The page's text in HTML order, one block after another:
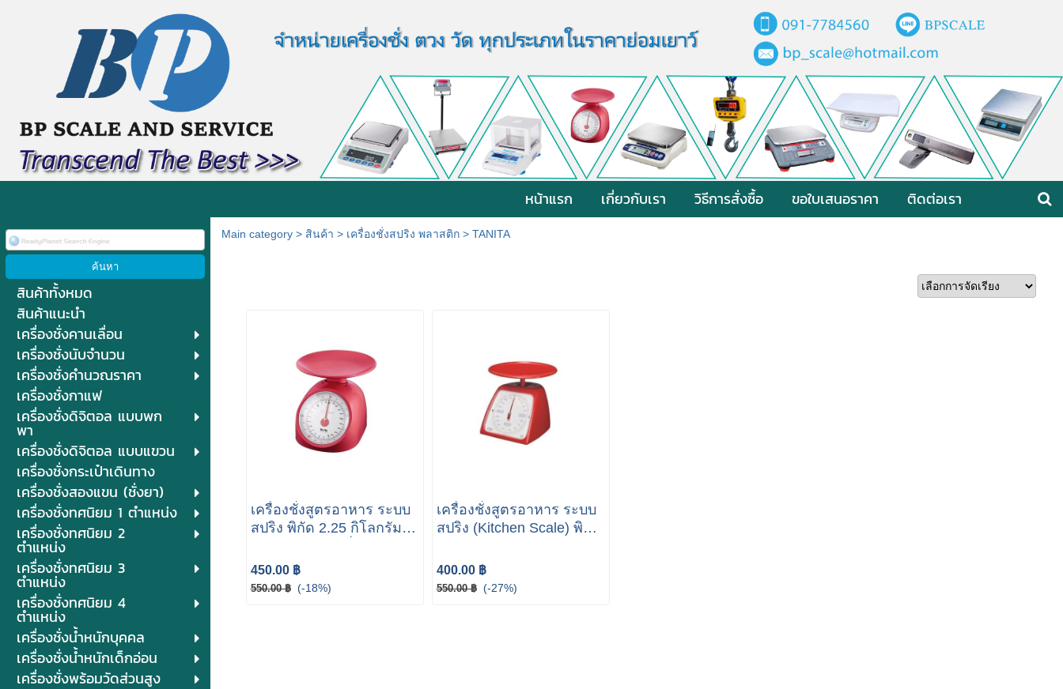
หน้าแรก เกี่ยวกับเรา วิธีการสั่งซื้อ ขอใบเสนอราคา ติดต่อเรา
สินค้าทั้งหมด
สินค้าแนะนำ
เครื่องชั่งคานเลื่อน
เครื่องชั่งนับจำนวน
เครื่องชั่งคำนวณราคา
เครื่องชั่งกาแฟ
เครื่องชั่งดิจิตอล แบบพก
พา
เครื่องชั่งดิจิตอล แบบแขวน
เครื่องชั่งกระเป๋าเดินทาง
เครื่องชั่งสองแขน (ชั่งยา)
เครื่องชั่งทศนิยม 1 ตำแหน่ง
เครื่องชั่งทศนิยม 2
ตำแหน่ง
เครื่องชั่งทศนิยม 3
ตำแหน่ง
เครื่องชั่งทศนิยม 4
ตำแหน่ง
เครื่องชั่งน้ำหนักบุคคล
เครื่องชั่งน้ำหนักเด็กอ่อน
เครื่องชั่งพร้อมวัดส่วนสูง
Main category> สินค้า > เครื่องชั่งสปริง พลาสติก> TANITA
เครื่องชั่งสูตรอาหาร ระบบ
สปริง พิกัด 2.25 กิโลกรัม
TANITA
450.00 ฿
550.00 ฿ (-18%)
เครื่องชั่งสูตรอาหาร ระบบ
สปริง (Kitchen Scale) พิกัด
ยี่ห้อ TANITA
400.00 ฿
550.00 ฿ (-27%)